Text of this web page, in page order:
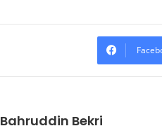
Bahruddin Bekri